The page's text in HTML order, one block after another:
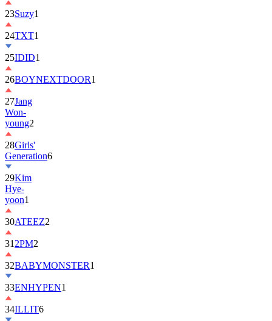
24TXT1
25IDID1
26BOYNEXTDOOR
27Jang
Won-
young2
28Girls'
Generation
29Kim
Hye-
yoon1
30ATEEZ
312PM2
32 BABYMONSTER
33ENHYPEN1
34ILLIT6
35BTOB